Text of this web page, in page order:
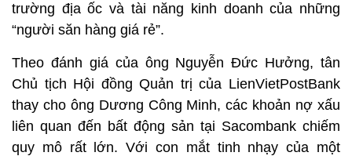
trường địa ốc và tài năng kinh doanh của những
“người săn hàng giá rẻ”.
Theo đánh giá của ông Nguyễn Đức Hưởng, tân
Chủ tịch Hội đồng Quản trị của LienVietPostBank
thay cho ông Dương Công Minh, các khoản nợ xấu
liên quan đến bất động sản tại Sacombank chiếm
quy mô rất lớn. Với con mắt tinh nhạy của một